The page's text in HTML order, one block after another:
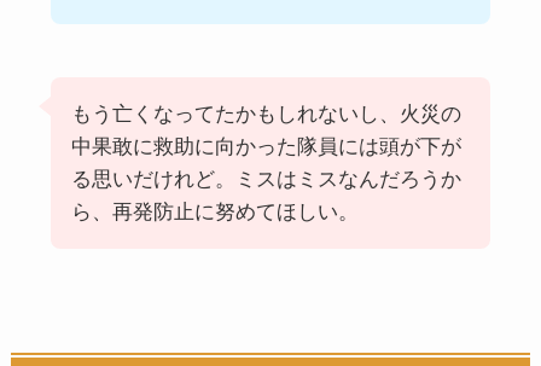
もう亡くなってたかもしれないし、火災の
中果敢に救助に向かった隊員には頭が下が
る思いだけれど。ミスはミスなんだろうか
ら、再発防止に努めてほしい。